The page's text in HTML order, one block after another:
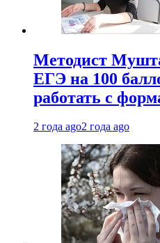
Методист
ЕГЭ на 100
работать с
2 года ago2 года ago